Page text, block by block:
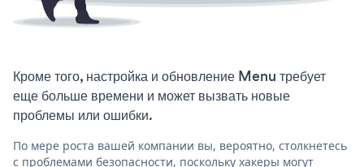
Кроме того, настройка и обновление Menu требует
еще больше времени и может вызвать новые
проблемы или ошибки.
По мере роста вашей компании вы, вероятно, столкнетесь
с проблемами безопасности, поскольку хакеры могут